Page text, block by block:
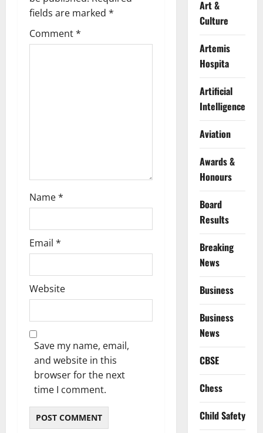
g
a
fields are marked *
Comment*
Name*
Email *
Website
Save my name, email,
and website in this
browser for the next
time I comment.
Art &
Culture
Artemis
Hospita
Artificial
Intelligence
Aviation
Awards &
Honours
Board
Results
Breaking
News
Business
Business
News
CBSE
Chess
Child Safety